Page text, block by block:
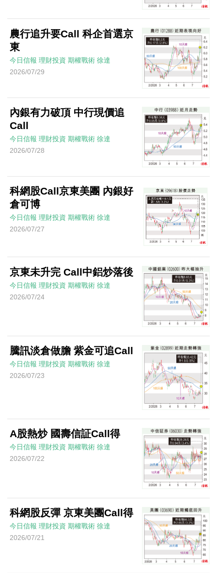
農行追升要Call 科企首選京
東
今日信報 理財投資 期權戰術 徐達
2026/07/29
內銀有力破頂 中行現價追
Call
今日信報 理財投資 期權戰術 徐達
2026/07/28
科網股Call京東美團 內銀好
倉可博
今日信報 理財投資 期權戰術 徐達
2026/07/27
京東未升完 Call中鋁炒落後
今日信報 理財投資 期權戰術 徐達
2026/07/24
騰訊淡倉做膽 紫金可追Call
今日信報 理財投資 期權戰術 徐達
2026/07/23
A股熱炒 國壽信証Call得
今日信報 理財投資 期權戰術 徐達
2026/07/22
科網股反彈 京東美團Call得
今日信報 理財投資 期權戰術 徐達
2026/07/21